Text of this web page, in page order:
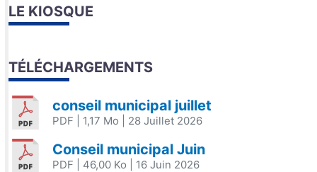
LE KIOSQUE
TÉLÉCHARGEMENTS
conseil municipal juillet
PDF | 1,17 Mo | 28 Juillet 2026
Conseil municipal Juin
PDF | 46,00 Ko | 16 Juin 2026